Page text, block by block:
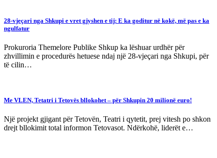
28-vjeçari nga Shkupi e vret gjyshen e tij: E ka goditur në kokë, më pas e ka
ngulfatur
Prokuroria Themelore Publike Shkup ka lëshuar urdhër për
zhvillimin e procedurës hetuese ndaj një 28-vjeçari nga Shkupi, për
të cilin…
Me VLEN, Tetatri i Tetovës bllokohet – për Shkupin 20 milionë euro!
Një projekt gjigant për Tetovën, Teatri i qytetit, prej vitesh po shkon
drejt bllokimit total informon Tetovasot. Ndërkohë, liderët e…